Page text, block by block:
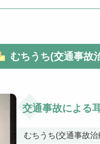
むちうち(交通事
交通事故による
むちうち(交通事故治